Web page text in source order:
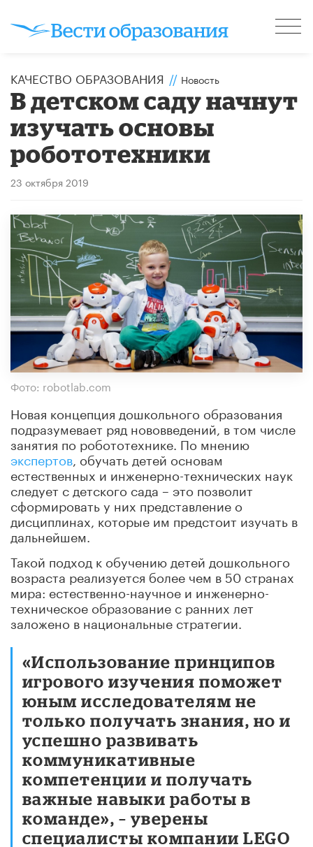
КАЧЕСТВО ОБРАЗОВАНИЯ // Новость
В детском саду начнут
изучать основы
робототехники
23 октября 2019
Фото: robotlab.com
Новая концепция дошкольного образования
подразумевает ряд нововведений, в том числе
занятия по робототехнике. По мнению
экспертов , обучать детей основам
естественных и инженерно-технических наук
следует с детского сада – это позволит
сформировать у них представление о
дисциплинах, которые им предстоит изучать в
дальнейшем.
Такой подход к обучению детей дошкольного
возраста реализуется более чем в 50 странах
мира: естественно-научное и инженерно-
техническое образование с ранних лет
заложено в национальные стратегии.
«Использование принципов
игрового изучения поможет
юным исследователям не
только получать знания, но и
успешно развивать
коммуникативные
компетенции и получать
важные навыки работы в
команде», – уверены
специалисты компании LEGO